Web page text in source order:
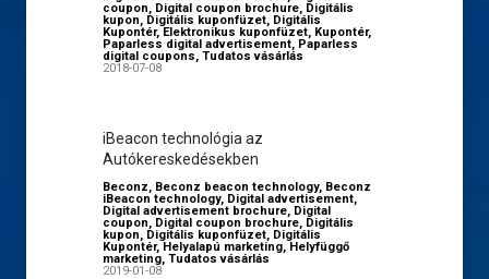
coupon, Digital coupon brochure, Digitális
kupon, Digitális kuponfüzet, Digitális
Kupontér, Elektronikus kuponfüzet, Kupontér,
Paparless digital advertisement, Paparless
digital coupons, Tudatos vásárlás
2018-07-08
iBeacon technológia az
Autókereskedésekben
Beconz, Beconz beacon technology, Beconz
iBeacon technology, Digital advertisement,
Digital advertisement brochure, Digital
coupon, Digital coupon brochure, Digitális
kupon, Digitális kuponfüzet, Digitális
Kupontér, Helyalapú marketing, Helyfüggő
marketing, Tudatos vásárlás
2019-01-08